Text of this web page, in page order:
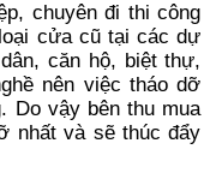
chuyên đi thi công
cửa cũ tại các dự
căn hộ, biệt thự,
nên việc tháo dỡ
Do vậy bên thu mua
nhất và sẽ thúc đẩy